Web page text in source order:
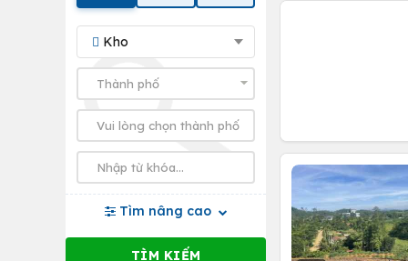
Kho
Tìm nâng cao